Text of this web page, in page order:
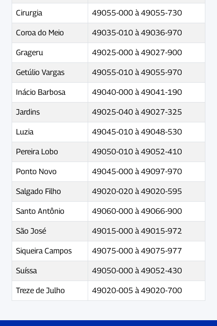
Cirurgia 49055-000 à 49055-730
Coroa do Meio 49035-010 à 49036-970
Grageru 49025-000 à 49027-900
Getúlio Vargas 49055-010 à 49055-970
Inácio Barbosa 49040-000 à 49041-190
Jardins 49025-040 à 49027-325
Luzia 49045-010 à 49048-530
Pereira Lobo 49050-010 à 49052-410
Ponto Novo 49045-000 à 49097-970
Salgado Filho 49020-020 à 49020-595
Santo Antônio 49060-000 à 49066-900
São José 49015-000 à 49015-972
Siqueira Campos 49075-000 à 49075-977
Suíssa 49050-000 à 49052-430
Treze de Julho 49020-005 à 49020-700